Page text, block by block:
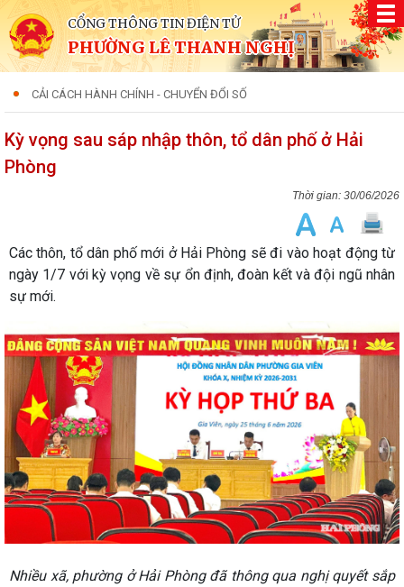
CỔNG THÔNG TIN ĐIỆN TỬ
PHƯỜNG LÊ THANH NGHỊ
CẢI CÁCH HÀNH CHÍNH - CHUYỂN ĐỔI SỐ
Kỳ vọng sau sáp nhập thôn, tổ dân phố ở Hải
Phòng
30/06/2026
Các thôn, tổ dân phố mới ở Hải Phòng sẽ đi vào hoạt động từ
ngày 1/7 với kỳ vọng về sự ổn định, đoàn kết và đội ngũ nhân
sự mới.
Nhiều xã, phường ở Hải Phòng đã thông qua nghị quyết sắp